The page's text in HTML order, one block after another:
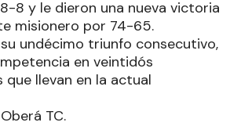
8 y le dieron una nueva victoria
misionero por 74-65.
undécimo triunfo consecutivo,
en veintidós
que llevan en la actual
TC.